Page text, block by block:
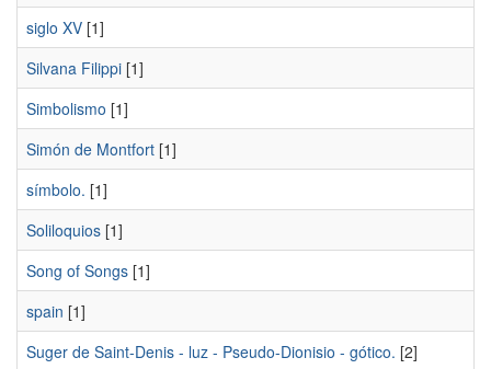
siglo XV [1]
Silvana Filippi [1]
Simbolismo [1]
Simón de Montfort [1]
símbolo. [1]
Soliloquios [1]
Song of Songs [1]
spain [1]
Suger de Saint-Denis - luz - Pseudo-Dionisio - gótico. [2]